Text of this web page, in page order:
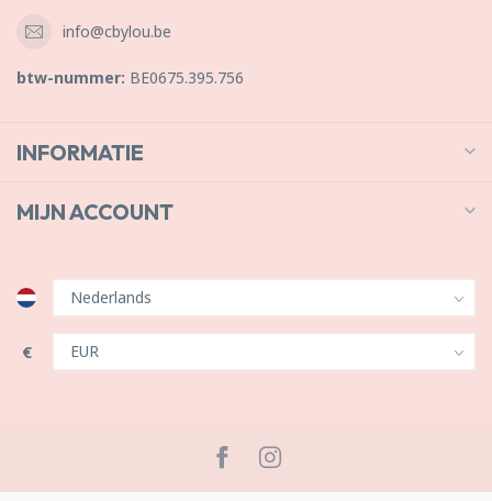
info@cbylou.be
btw-nummer: BE0675.395.756
INFORMATIE
MIJN ACCOUNT
€